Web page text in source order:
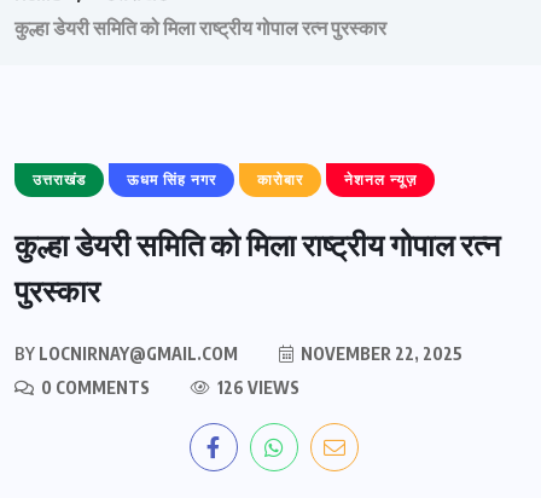
कुल्हा डेयरी समिति को मिला राष्ट्रीय गोपाल रत्न पुरस्कार
उत्तराखंड ऊधम सिंह नगर कारोबार नेशनल न्यूज़
कुल्हा डेयरी समिति को मिला राष्ट्रीय गोपाल रत्न
पुरस्कार
BY LOCNIRNAY@GMAIL.COM
NOVEMBER 22, 2025
0 COMMENTS
126 VIEWS